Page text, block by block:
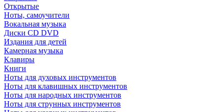
Открытые
Ноты, самоучители
Вокальная музыка
Диски CD DVD
Издания для детей
Камерная музыка
Клавиры
Книги
Ноты для духовых инструментов
Ноты для клавишных инструментов
Ноты для народных инструментов
Ноты для струнных инструментов